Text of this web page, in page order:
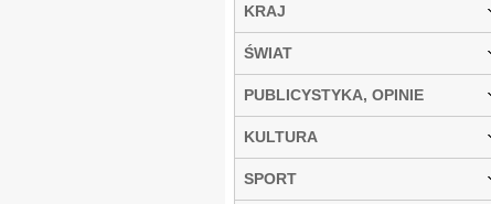
KRAJ
ŚWIAT
PUBLICYSTYKA, OPINIE
KULTURA
SPORT